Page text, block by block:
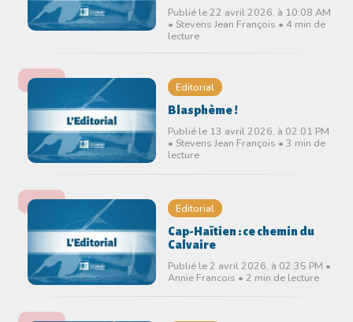
Publié le 22 avril 2026, à 10:08 AM
• Stevens Jean François • 4 min de
lecture
Editorial
Blasphème !
Publié le 13 avril 2026, à 02:01 PM
• Stevens Jean François • 3 min de
lecture
Editorial
Cap-Haïtien : ce chemin du
Calvaire
Publié le 2 avril 2026, à 02:35 PM •
Annie Francois • 2 min de lecture